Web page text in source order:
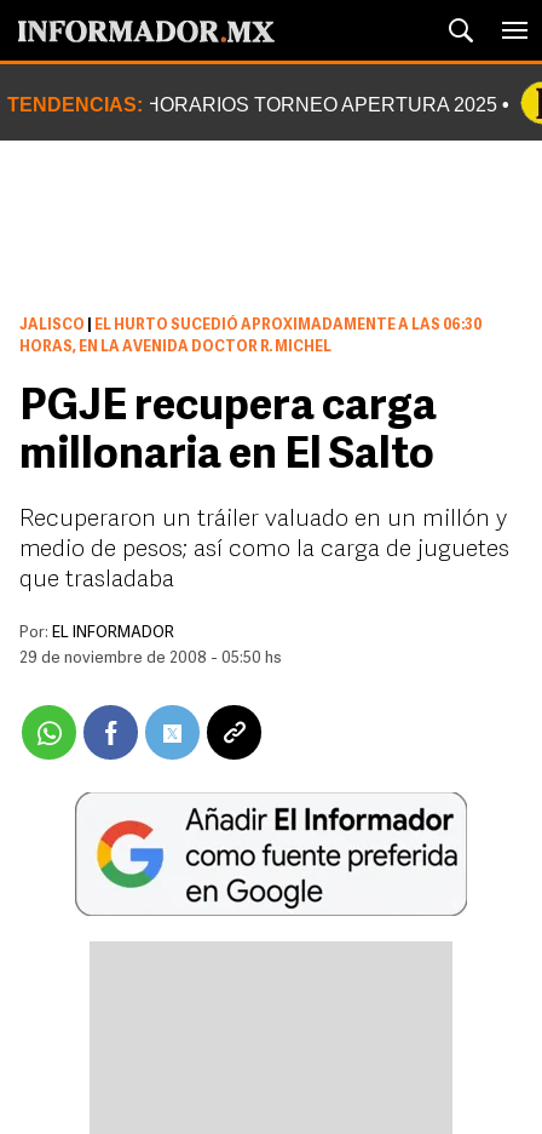
TENDENCIAS: HORARIOS TORNEO APERTURA 2025
JALISCO
EL HURTO SUCEDIÓ APROXIMADAMENTE A LAS 06:30
HORAS, EN LA AVENIDA DOCTOR R. MICHEL
PGJE recupera carga
millonaria en El Salto
Recuperaron un tráiler valuado en un millón y
medio de pesos; así como la carga de juguetes
que trasladaba
Por: EL INFORMADOR
29 de noviembre de 2008 - 05:50 hs